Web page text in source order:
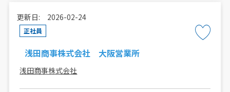
更新日: 2026-02-24
正社員
浅田商事株式会社 大阪営業所
浅田商事株式会社